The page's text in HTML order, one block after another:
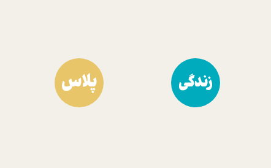
زندگی پلاس